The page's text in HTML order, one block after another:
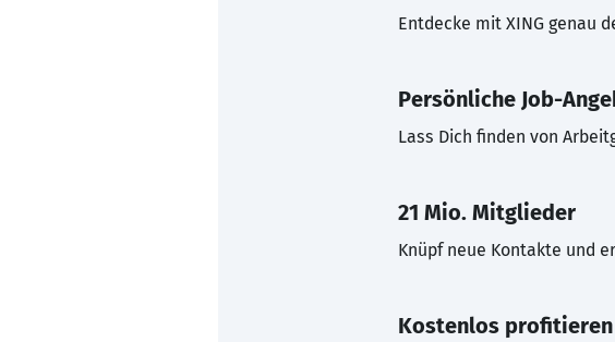
Entdecke mit XING genau
Persönliche Job-
Lass Dich finden von
21 Mio. Mitglieder
Knüpf neue Kontakte und
Kostenlos profitieren